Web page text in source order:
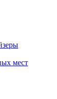
мест